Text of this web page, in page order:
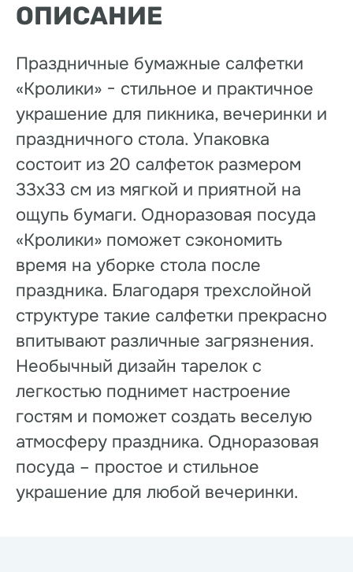
ОПИСАНИЕ
Праздничные бумажные салфетки
«Кролики» − стильное и практичное
украшение для пикника, вечеринки и
праздничного стола. Упаковка
состоит из 20 салфеток размером
33х33 см из мягкой и приятной на
ощупь бумаги. Одноразовая посуда
«Кролики» поможет сэкономить
время на уборке стола после
праздника. Благодаря трехслойной
структуре такие салфетки прекрасно
впитывают различные загрязнения.
Необычный дизайн тарелок с
легкостью поднимет настроение
гостям и поможет создать веселую
атмосферу праздника. Одноразовая
посуда – простое и стильное
украшение для любой вечеринки.